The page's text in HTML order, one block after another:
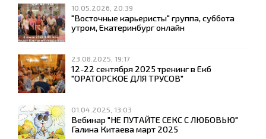
10.05.2026, 20:39
"Восточные карьеристы" группа, суббота
утром, Екатеринбург онлайн
23.08.2025, 19:17
12-22 сентября 2025 тренинг в Екб
"ОРАТОРСКОЕ ДЛЯ ТРУСОВ"
01.04.2025, 13:03
Вебинар "НЕ ПУТАЙТЕ СЕКС С ЛЮБОВЬЮ"
Галина Китаева март 2025